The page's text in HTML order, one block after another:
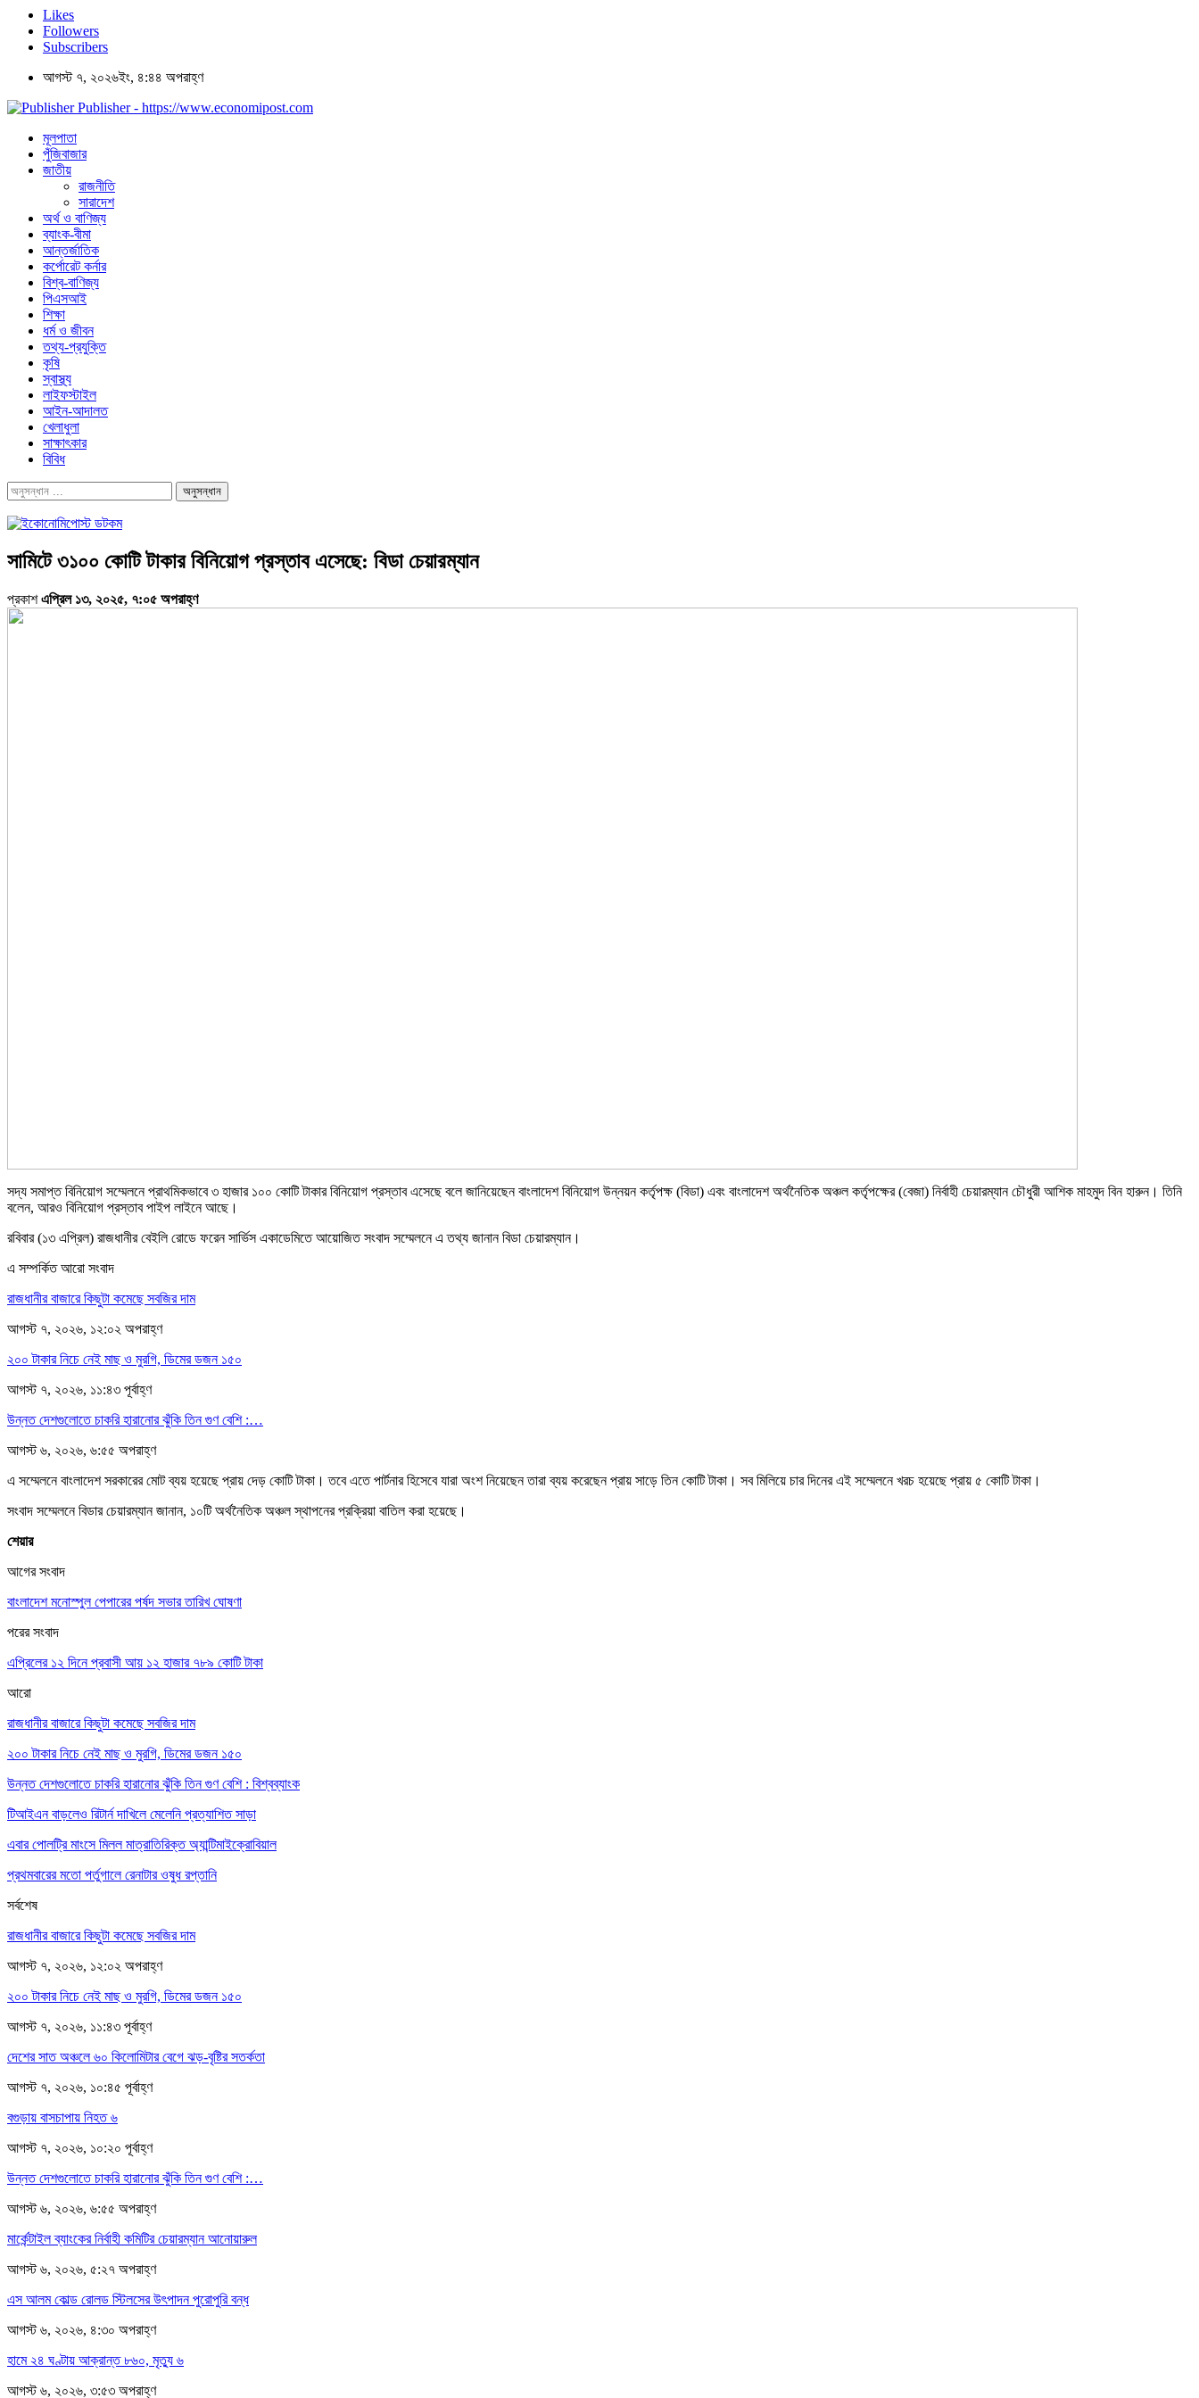
Likes
Followers
Subscribers
আগস্ট ৭, ২০২৬ইং, ৪:৪৪ অপরাহ্ণ
Publisher - https://www.economipost.com
মূলপাতা
পুঁজিবাজার
জাতীয়
রাজনীতি
সারাদেশ
অর্থ ও বাণিজ্য
ব্যাংক-বীমা
আন্তর্জাতিক
কর্পোরেট কর্নার
বিশ্ব-বাণিজ্য
পিএসআই
শিক্ষা
ধর্ম ও জীবন
তথ্য-প্রযুক্তি
কৃষি
স্বাস্থ্য
লাইফস্টাইল
আইন-আদালত
খেলাধুলা
সাক্ষাৎকার
বিবিধ
সামিটে ৩১০০ কোটি টাকার বিনিয়োগ প্রস্তাব এসেছে: বিডা চেয়ারম্যান
প্রকাশএপ্রিল ১৩, ২০২৫, ৭:০৫ অপরাহ্ণ
সদ্য সমাপ্ত বিনিয়োগ সম্মেলনে প্রাথমিকভাবে ৩ হাজার ১০০ কোটি টাকার বিনিয়োগ প্রস্তাব এসেছে বলে জানিয়েছেন বাংলাদেশ বিনিয়োগ উন্নয়ন কর্তৃপক্ষ (বিডা) এবং বাংলাদেশ অর্থনৈতিক অঞ্চল কর্তৃপক্ষের (বেজা) নির্বাহী চেয়ারম্যান চৌধুরী আশিক মাহমুদ বিন হারুন। তিনি
বলেন, আরও বিনিয়োগ প্রস্তাব পাইপ লাইনে আছে।
রবিবার (১৩ এপ্রিল) রাজধানীর বেইলি রোডে ফরেন সার্ভিস একাডেমিতে আয়োজিত সংবাদ সম্মেলনে এ তথ্য জানান বিডা চেয়ারম্যান।
এ সম্পর্কিত আরো সংবাদ
রাজধানীর বাজারে কিছুটা কমেছে সবজির দাম
আগস্ট ৭, ২০২৬, ১২:০২ অপরাহ্ণ
২০০ টাকার নিচে নেই মাছ ও মুরগি, ডিমের ডজন ১৫০
আগস্ট ৭, ২০২৬, ১১:৪৩ পূর্বাহ্ণ
উন্নত দেশগুলোতে চাকরি হারানোর ঝুঁকি তিন গুণ বেশি :…
আগস্ট ৬, ২০২৬, ৬:৫৫ অপরাহ্ণ
এ সম্মেলনে বাংলাদেশ সরকারের মোট ব্যয় হয়েছে প্রায় দেড় কোটি টাকা। তবে এতে পার্টনার হিসেবে যারা অংশ নিয়েছেন তারা ব্যয় করেছেন প্রায় সাড়ে তিন কোটি টাকা। সব মিলিয়ে চার দিনের এই সম্মেলনে খরচ হয়েছে প্রায় ৫ কোটি টাকা।
সংবাদ সম্মেলনে বিডার চেয়ারম্যান জানান, ১০টি অর্থনৈতিক অঞ্চল স্থাপনের প্রক্রিয়া বাতিল করা হয়েছে।
শেয়ার
আগের সংবাদ
বাংলাদেশ মনোস্পুল পেপারের পর্ষদ সভার তারিখ ঘোষণা
পরের সংবাদ
এপ্রিলের ১২ দিনে প্রবাসী আয় ১২ হাজার ৭৮৯ কোটি টাকা
আরো
রাজধানীর বাজারে কিছুটা কমেছে সবজির দাম
২০০ টাকার নিচে নেই মাছ ও মুরগি, ডিমের ডজন ১৫০
উন্নত দেশগুলোতে চাকরি হারানোর ঝুঁকি তিন গুণ বেশি : বিশ্বব্যাংক
টিআইএন বাড়লেও রিটার্ন দাখিলে মেলেনি প্রত্যাশিত সাড়া
এবার পোলট্রি মাংসে মিলল মাত্রাতিরিক্ত অ্যান্টিমাইক্রোবিয়াল
প্রথমবারের মতো পর্তুগালে রেনাটার ওষুধ রপ্তানি
সর্বশেষ
রাজধানীর বাজারে কিছুটা কমেছে সবজির দাম
আগস্ট ৭, ২০২৬, ১২:০২ অপরাহ্ণ
২০০ টাকার নিচে নেই মাছ ও মুরগি, ডিমের ডজন ১৫০
আগস্ট ৭, ২০২৬, ১১:৪৩ পূর্বাহ্ণ
দেশের সাত অঞ্চলে ৬০ কিলোমিটার বেগে ঝড়-বৃষ্টির সতর্কতা
আগস্ট ৭, ২০২৬, ১০:৪৫ পূর্বাহ্ণ
বগুড়ায় বাসচাপায় নিহত ৬
আগস্ট ৭, ২০২৬, ১০:২০ পূর্বাহ্ণ
উন্নত দেশগুলোতে চাকরি হারানোর ঝুঁকি তিন গুণ বেশি :…
আগস্ট ৬, ২০২৬, ৬:৫৫ অপরাহ্ণ
মার্কেন্টাইল ব্যাংকের নির্বাহী কমিটির চেয়ারম্যান আনোয়ারুল
আগস্ট ৬, ২০২৬, ৫:২৭ অপরাহ্ণ
এস আলম কোল্ড রোলড স্টিলসের উৎপাদন পুরোপুরি বন্ধ
আগস্ট ৬, ২০২৬, ৪:৩০ অপরাহ্ণ
হামে ২৪ ঘণ্টায় আক্রান্ত ৮৬০, মৃত্যু ৬
আগস্ট ৬, ২০২৬, ৩:৫৩ অপরাহ্ণ